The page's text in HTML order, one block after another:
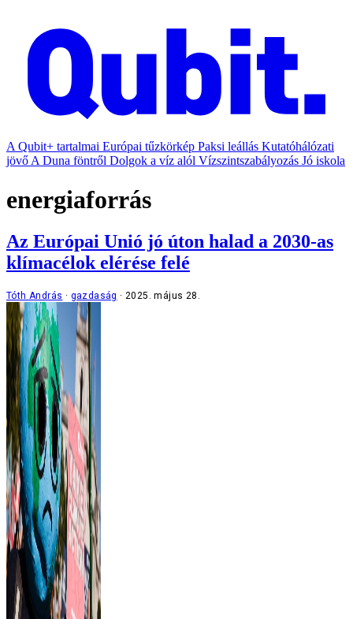
A Qubit+ tartalmai Európai tűzkörkép Paksi leállás Kutatóhálózati
jövő A Duna föntről Dolgok a víz alól Vízszintszabályozás Jó iskola
energiaforrás
Az Európai Unió jó úton halad a 2030-as
klímacélok elérése felé
Tóth András gazdaság 2025. május 28.